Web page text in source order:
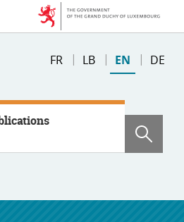
Changer
FR LB EN DE